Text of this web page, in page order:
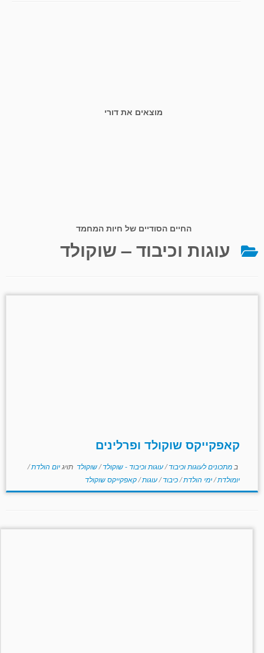
מוצאים את דורי
החיים הסודיים של חיות המחמד
עוגות וכיבוד – שוקולד
קאפקייקס שוקולד ופרלינים
ב מתכונים לעוגות וכיבוד/עוגות וכיבוד - שוקולד/שוקולד תויגיום הולדת/
יומולדת/ימי הולדת/כיבוד/עוגות/קאפקייקס שוקולד